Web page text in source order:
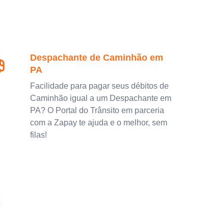
Despachante de Caminhão em
PA
Facilidade para pagar seus débitos de
Caminhão igual a um Despachante em
PA? O Portal do Trânsito em parceria
com a Zapay te ajuda e o melhor, sem
filas!